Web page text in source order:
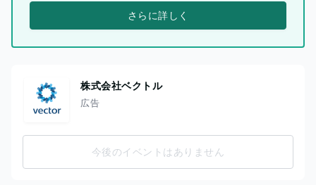
さらに詳しく
株式会社ベクトル
広告
今後のイベントはありません